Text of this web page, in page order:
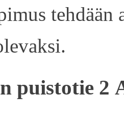
tehdään
puistotie 2